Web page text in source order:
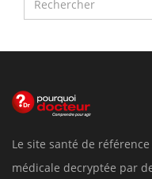
Le site santé de
médicale decryptée par